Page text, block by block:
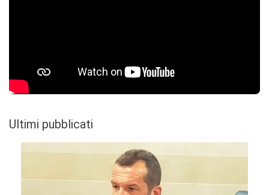
Ultimi pubblicati